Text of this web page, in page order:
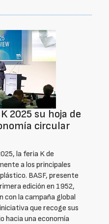
2025 su hoja de
circular
la feria K de
a los principales
BASF, presente
edición en 1952,
con la campaña global
que recoge sus
hacia una economía